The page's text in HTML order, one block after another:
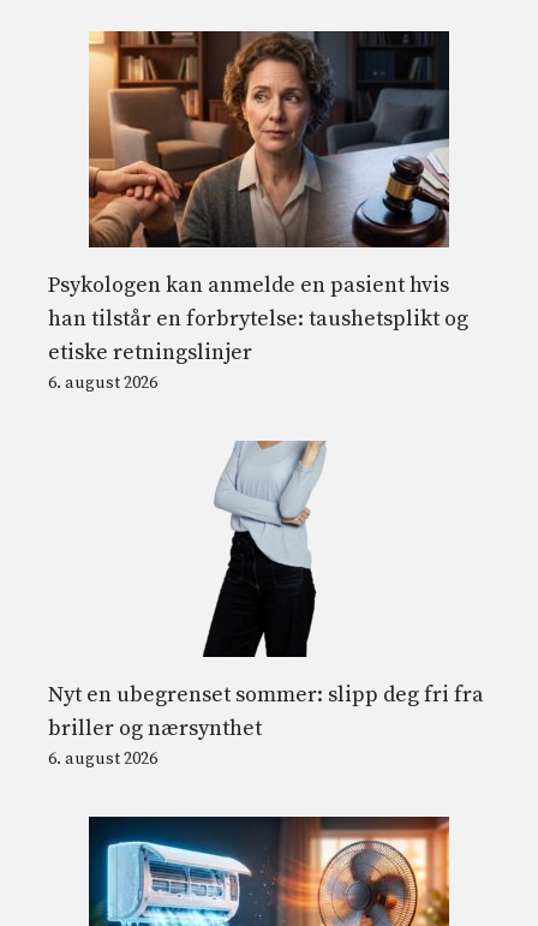
Psykologen kan anmelde en pasient hvis
han tilstår en forbrytelse: taushetsplikt og
etiske retningslinjer
6. august 2026
Nyt en ubegrenset sommer: slipp deg fri fra
briller og nærsynthet
6. august 2026